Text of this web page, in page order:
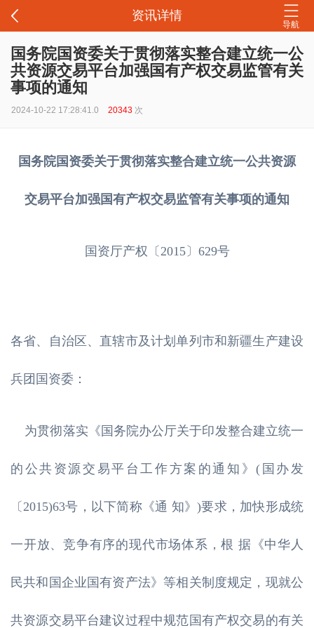
资讯详情
导航
国务院国资委关于贯彻落实整合建立统一公
共资源交易平台加强国有产权交易监管有关
事项的通知
2024-10-22 17:28:41.0 20343 次
国务院国资委关于贯彻落实整合建立统一公共资源
交易平台加强国有产权交易监管有关事项的通知
国资厅产权〔2015〕629号
各省、自治区、直辖市及计划单列市和新疆生产建设
兵团国资委：
为贯彻落实《国务院办公厅关于印发整合建立统一
的公共资源交易平台工作方案的通知》(国办发
〔2015)63号，以下简称《通 知》)要求，加快形成统
一开放、竞争有序的现代市场体系，根 据《中华人
民共和国企业国有资产法》等相关制度规定，现就公
共资源交易平台建议过程中规范国有产权交易的有关